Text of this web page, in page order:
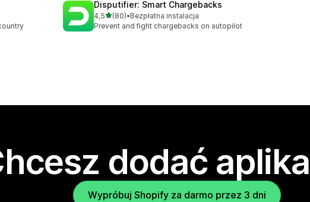
Disputifier: Smart Chargebacks
4,5na 5 gwiazdek
(80)
Łączna liczba recenzji: 80
•Bezpłatna instalacja
Prevent and fight chargebacks on autopilot
dodać
Wypróbuj Shopify za darmo przez 3 dni